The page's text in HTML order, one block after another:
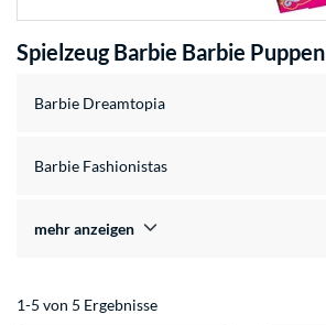
Spielzeug Barbie Barbie Puppen
Barbie Dreamtopia
Barbie Fashionistas
mehr anzeigen
1-5 von 5 Ergebnisse